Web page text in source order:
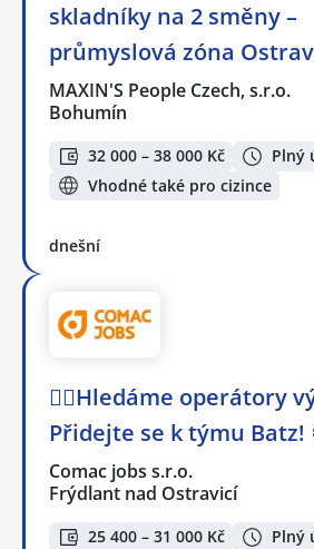
skladníky na 2 směny –
průmyslová zóna
MAXIN'S People Czech, s.r.o.
Bohumín
32 000 – 38 000 Kč
Plný
Vhodné také pro cizince
dnešní
🕵️‍♂️Hledáme operátory
Přidejte se k týmu
Comac jobs s.r.o.
Frýdlant nad Ostravicí
25 400 – 31 000 Kč Plný